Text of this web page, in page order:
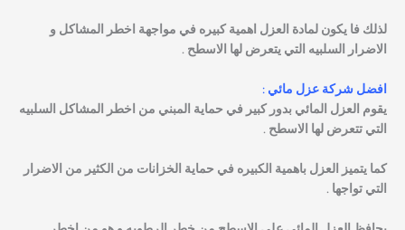
لذلك فا يكون لمادة العزل اهمية كبيره في مواجهة اخطر المشاكل و
الاضرار السلبيه التي يتعرض لها الاسطح .
افضل شركة عزل مائي :
يقوم العزل المائي بدور كبير في حماية المبني من اخطر المشاكل السلبيه
التي تتعرض لها الاسطح .
كما يتميز العزل باهمية الكبيره في حماية الخزانات من الكثير من الاضرار
التي تواجها .